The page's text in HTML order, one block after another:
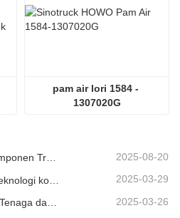
pam air lori 1584 -
1307020G
Sinotruk Melancarkan Komponen Trak Tugas Berat Generasi Baharu: Meningkatkan Kecekapan dan Kebolehpercayaan untuk Logistik Global 2025-08-20
2025-03-29
2025-03-26